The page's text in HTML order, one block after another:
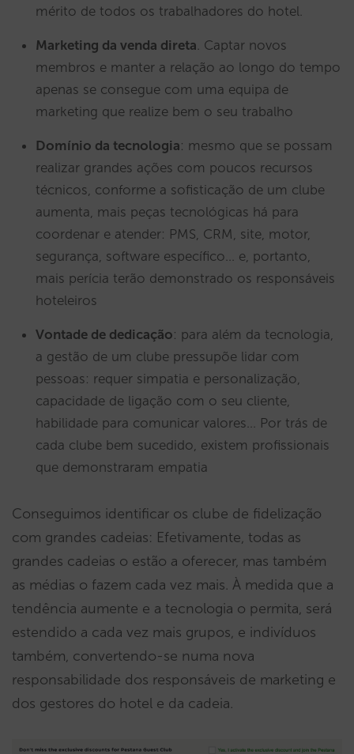
mérito de todos os trabalhadores do hotel.
Marketing da venda direta . Captar novos
membros e manter a relação ao longo do tempo
apenas se consegue com uma equipa de
marketing que realize bem o seu trabalho
Domínio da tecnologia: mesmo que se possam
realizar grandes ações com poucos recursos
técnicos, conforme a sofisticação de um clube
aumenta, mais peças tecnológicas há para
coordenar e atender: PMS, CRM, site, motor,
segurança, software específico… e, portanto,
mais perícia terão demonstrado os responsáveis
hoteleiros
Vontade de dedicação: para além da tecnologia,
a gestão de um clube pressupõe lidar com
pessoas: requer simpatia e personalização,
capacidade de ligação com o seu cliente,
habilidade para comunicar valores… Por trás de
cada clube bem sucedido, existem profissionais
que demonstraram empatia
Conseguimos identificar os clube de fidelização
com grandes cadeias: Efetivamente, todas as
grandes cadeias o estão a oferecer, mas também
as médias o fazem cada vez mais. À medida que a
tendência aumente e a tecnologia o permita, será
estendido a cada vez mais grupos, e indivíduos
também, convertendo-se numa nova
responsabilidade dos responsáveis de marketing e
dos gestores do hotel e da cadeia.